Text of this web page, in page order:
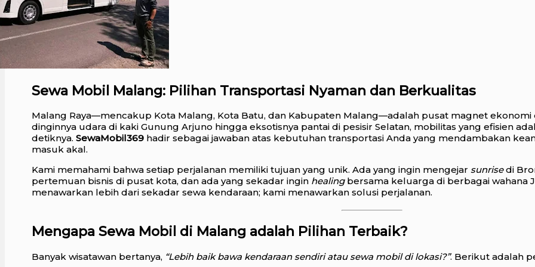
Sewa Mobil Malang: Pilihan Transportasi Nyaman dan Berkualitas
Malang Raya—mencakup Kota Malang, Kota Batu, dan Kabupaten Malang—adalah pusat magnet ekonomi
dinginnya udara di kaki Gunung Arjuno hingga eksotisnya pantai di pesisir Selatan, mobilitas yang efisien
detiknya. SewaMobil369 hadir sebagai jawaban atas kebutuhan transportasi Anda yang mendambakan
masuk akal.
Kami memahami bahwa setiap perjalanan memiliki tujuan yang unik. Ada yang ingin mengejar sunrisedi
pertemuan bisnis di pusat kota, dan ada yang sekadar ingin healingbersama keluarga di berbagai wahana
menawarkan lebih dari sekadar sewa kendaraan; kami menawarkan solusi perjalanan.
Mengapa Sewa Mobil di Malang adalah Pilihan Terbaik?
Banyak wisatawan bertanya, “Lebih baik bawa kendaraan sendiri atau sewa mobil di lokasi?”. Berikut adalah